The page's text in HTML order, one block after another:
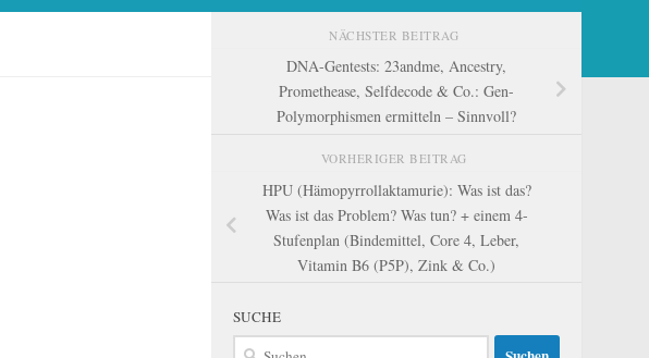
NÄCHSTER BEITRAG
DNA-Gentests: 23andme, Ancestry,
Promethease, Selfdecode & Co.: Gen-
Polymorphismen ermitteln – Sinnvoll?
VORHERIGER BEITRAG
HPU (Hämopyrrollaktamurie): Was ist das?
Was ist das Problem? Was tun? + einem 4-
Stufenplan (Bindemittel, Core 4, Leber,
Vitamin B6 (P5P), Zink & Co.)
SUCHE
Suchen